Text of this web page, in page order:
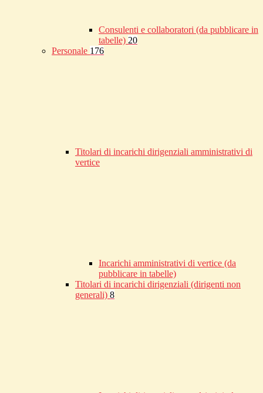
Consulenti e collaboratori (da pubblicare in
tabelle) 20
Personale 176
Titolari di incarichi dirigenziali amministrativi di
vertice
Incarichi amministrativi di vertice (da
pubblicare in tabelle)
Titolari di incarichi dirigenziali (dirigenti non
generali) 8